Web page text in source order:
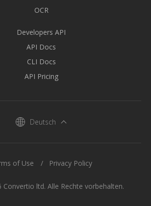
OCR
Developers API
API Docs
CLI Docs
API Pricing
Deutsch
ltd. Alle Rechte vorbehalten.
of Use Privacy Policy